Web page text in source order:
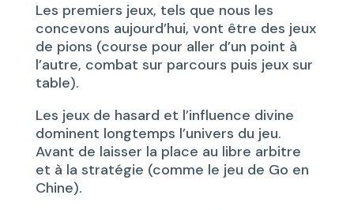
Les premiers jeux, tels que nous les
concevons aujourd’hui, vont être des jeux
de pions (course pour aller d’un point à
l’autre, combat sur parcours puis jeux sur
table).
Les jeux de hasard et l’influence divine
dominent longtemps l’univers du jeu.
Avant de laisser la place au libre arbitre
et à la stratégie (comme le jeu de Go en
Chine).